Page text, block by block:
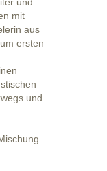
mit
aus
ersten
und